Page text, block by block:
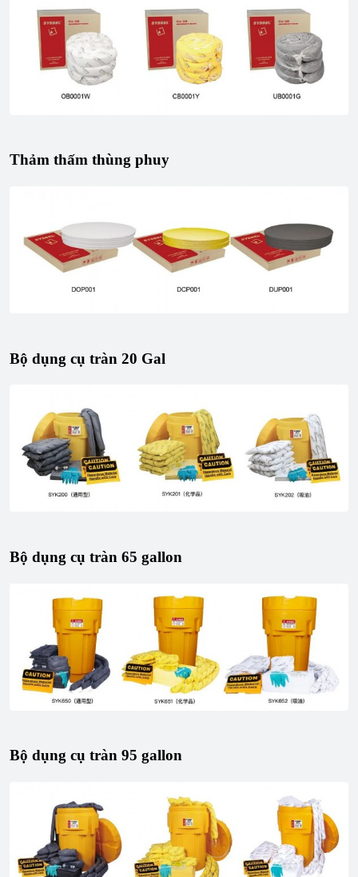
Thảm thấm thùng phuy
Bộ dụng cụ tràn 20 Gal
Bộ dụng cụ tràn 65 gallon
Bộ dụng cụ tràn 95 gallon